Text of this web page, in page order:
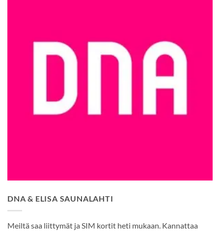
DNA & ELISA SAUNALAHTI
Meiltä saa liittymät ja SIM kortit heti mukaan. Kannattaa